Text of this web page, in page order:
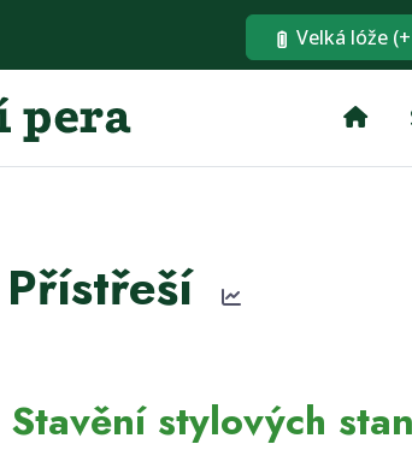
Velká lóže
Stavění stylových